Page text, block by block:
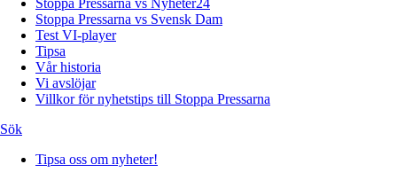
Stoppa Pressarna vs Nyheter24
Stoppa Pressarna vs Svensk Dam
Test VI-player
Tipsa
Vår historia
Vi avslöjar
Villkor för nyhetstips till Stoppa Pressarna
Sök
Tipsa oss om nyheter!